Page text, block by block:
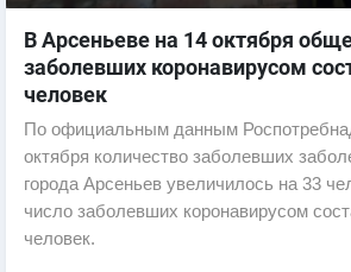
В Арсеньеве на 14 октября
заболевших коронавирусом
человек
По официальным данным
октября количество заболевших
города Арсеньев увеличилось на 33
число заболевших коронавирусом
человек.